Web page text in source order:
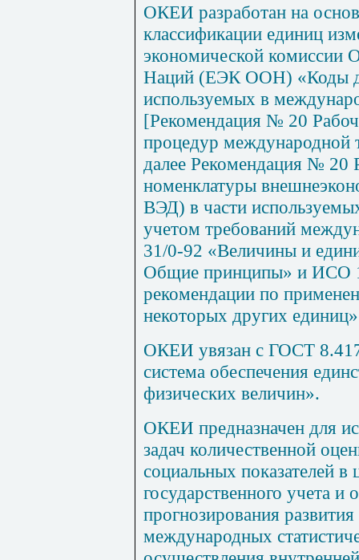
ОКЕИ разработан на
классификации единиц
экономической комиссии
Наций (ЕЭК ООН) «Коды
используемых в
[Рекомендация № 20
процедур
далее Рекомендация №
номенклатуры
ВЭД) в части
учетом требований
31/0-92 «Величины и
Общие принципы» и ИСО
рекомендации по
некоторых других
ОКЕИ увязан с ГОСТ
система обеспечения
физических величин».
ОКЕИ предназначен для
задач количественной
социальных показателей
государственного учета и
прогнозирования
международных